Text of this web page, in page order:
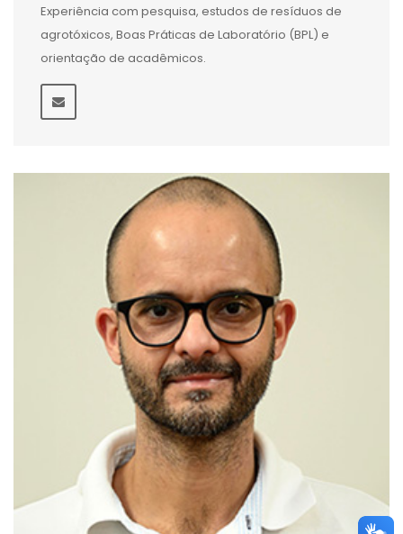
Experiência com pesquisa, estudos de resíduos de
agrotóxicos, Boas Práticas de Laboratório (BPL) e
orientação de acadêmicos.